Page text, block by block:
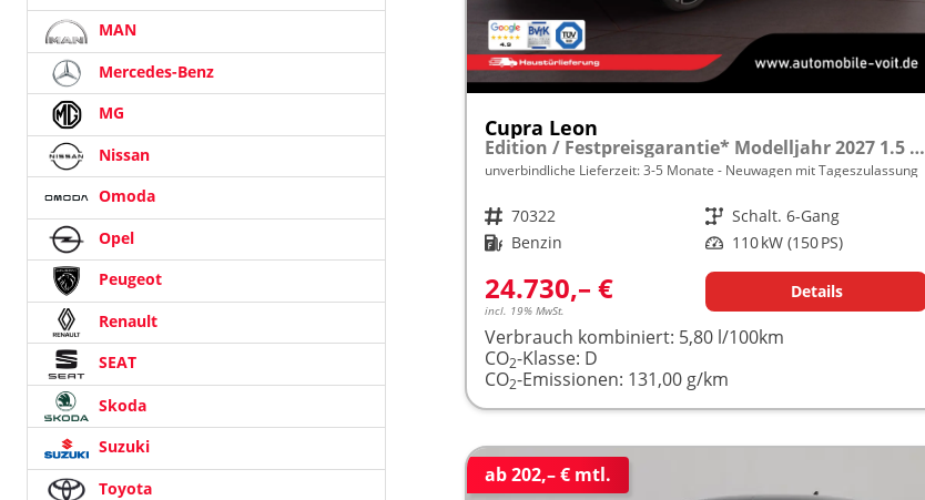
Cupra Leon
Edition / Festpreisgarantie* Modelljahr 2027 1.5 TSI 150PS 5 J.Garantie /18"/Voll-LED/3Z-Climatronic/ACC/Full Link/Parksensoren v/h/Privacy-Glas/MFL
unverbindliche Lieferzeit: 3-5 Monate Neuwagen mit Tageszulassung
Fahrzeugnr. 70322 Getriebe Schalt. 6-Gang
Kraftstoff Benzin Leistung 110 kW (150 PS)
24.730,– €
incl. 19% MwSt.
Details
Verbrauch kombiniert: 5,80 l/100km
CO2-Klasse: D
CO2-Emissionen: 131,00 g/km
ab 202,– € mtl.
MAN
Mercedes-Benz
MG
Nissan
Omoda
Opel
Peugeot
Renault
SEAT
Skoda
Suzuki
Toyota